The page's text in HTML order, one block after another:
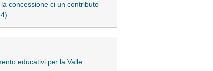
concessione di un contributo
educativi per la Valle